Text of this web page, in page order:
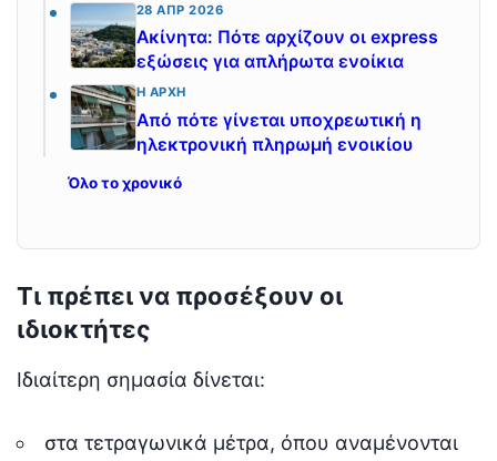
28 ΑΠΡ 2026
Ακίνητα: Πότε αρχίζουν οι express
εξώσεις για απλήρωτα ενοίκια
Η ΑΡΧΉ
Από πότε γίνεται υποχρεωτική η
ηλεκτρονική πληρωμή ενοικίου
Όλο το χρονικό
Τι πρέπει να προσέξουν οι
ιδιοκτήτες
Ιδιαίτερη σημασία δίνεται:
στα τετραγωνικά μέτρα, όπου αναμένονται